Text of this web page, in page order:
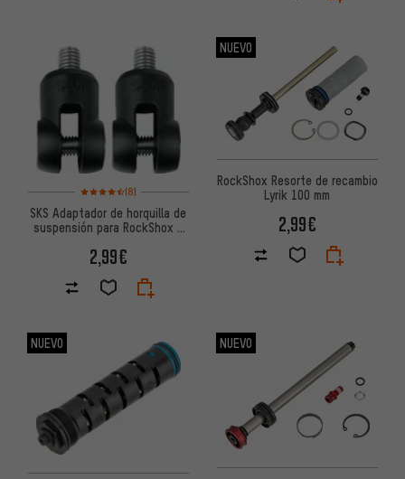
Valoración media: 4,5 de 5 basada en 8 reseñas
(8)
SKS Adaptador de horquilla de
suspensión para RockShox y
2,99€
NUEVO
RockShox Resorte de recambio
Lyrik 100 mm
2,99€
NUEVO NUEVO